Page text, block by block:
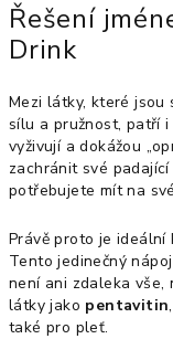
Řešení
Drink
Mezi látky, které jsou
sílu a pružnost, patří i
vyživují a dokážou
zachránit své
potřebujete mít na
Právě proto je ideální
Tento jedinečný
není ani zdaleka vše,
látky jako pentavitin
také pro pleť.